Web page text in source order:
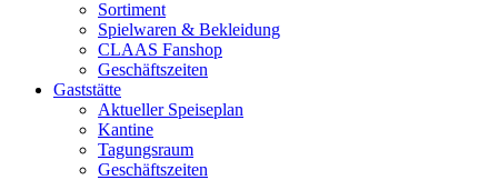
Sortiment
Spielwaren & Bekleidung
CLAAS Fanshop
Geschäftszeiten
Gaststätte
Aktueller Speiseplan
Kantine
Tagungsraum
Geschäftszeiten